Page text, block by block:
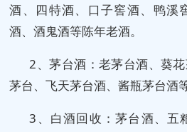
酒、四特酒、口子窖酒、鸭溪
酒、酒鬼酒等陈年老酒。
2、茅台酒：老茅台酒、葵
茅台、飞天茅台酒、酱瓶茅台酒等
3、白酒回收：茅台酒、五